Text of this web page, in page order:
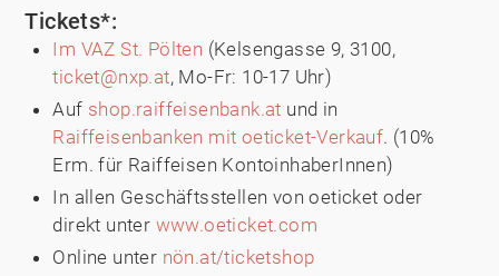
Tickets*:
Im VAZ St. Pölten (Kelsengasse 9, 3100,
ticket@nxp.at, Mo-Fr: 10-17 Uhr)
Auf shop.raiffeisenbank.at und in
Raiffeisenbanken mit oeticket-Verkauf. (10%
Erm. für Raiffeisen KontoinhaberInnen)
In allen Geschäftsstellen von oeticket oder
direkt unter www.oeticket.com
Online unter nön.at/ticketshop